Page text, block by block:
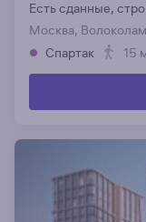
Есть сданные,
Москва,
Спартак
15